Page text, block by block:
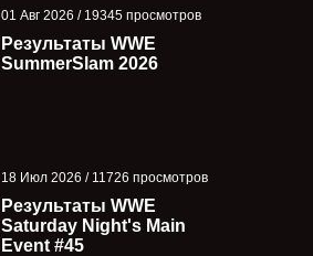
01 Авг 2026 / 19345 просмотров
Результаты WWE
SummerSlam 2026
18 Июл 2026 / 11726 просмотров
Результаты WWE
Saturday Night's Main
Event #45